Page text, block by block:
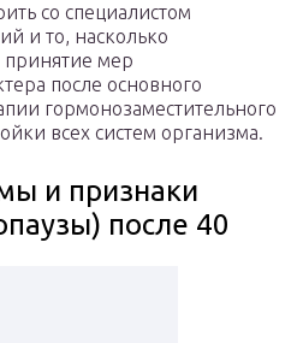
со специалистом
и то, насколько
принятие мер
после основного
гормонозаместительного
всех систем организма.
и признаки
после 40